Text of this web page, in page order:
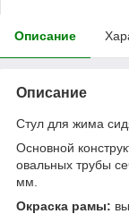
Описание
Описание
Стул для жима
Основной
овальных трубы
мм.
Окраска рамы: